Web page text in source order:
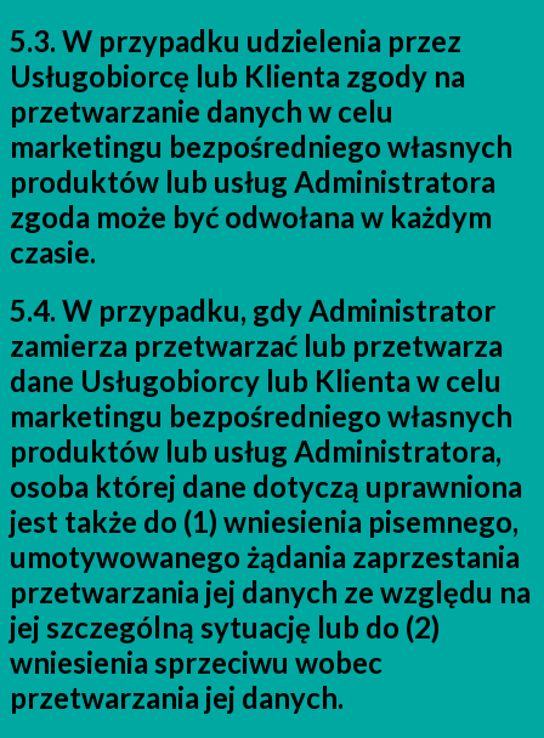
5.3. W przypadku udzielenia przez
Usługobiorcę lub Klienta zgody na
przetwarzanie danych w celu
marketingu bezpośredniego własnych
produktów lub usług Administratora
zgoda może być odwołana w każdym
czasie.
5.4. W przypadku, gdy Administrator
zamierza przetwarzać lub przetwarza
dane Usługobiorcy lub Klienta w celu
marketingu bezpośredniego własnych
produktów lub usług Administratora,
osoba której dane dotyczą uprawniona
jest także do (1) wniesienia pisemnego,
umotywowanego żądania zaprzestania
przetwarzania jej danych ze względu na
jej szczególną sytuację lub do (2)
wniesienia sprzeciwu wobec
przetwarzania jej danych.